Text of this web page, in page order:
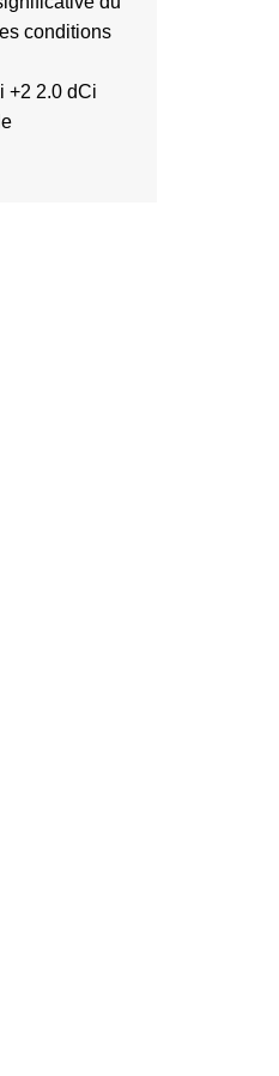
conditions
+2 2.0 dCi